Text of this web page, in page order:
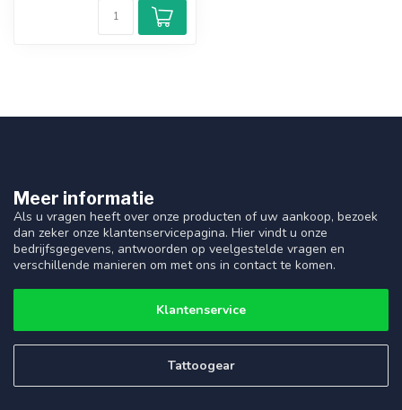
Meer informatie
Als u vragen heeft over onze producten of uw aankoop, bezoek
dan zeker onze klantenservicepagina. Hier vindt u onze
bedrijfsgegevens, antwoorden op veelgestelde vragen en
verschillende manieren om met ons in contact te komen.
Klantenservice
Tattoogear